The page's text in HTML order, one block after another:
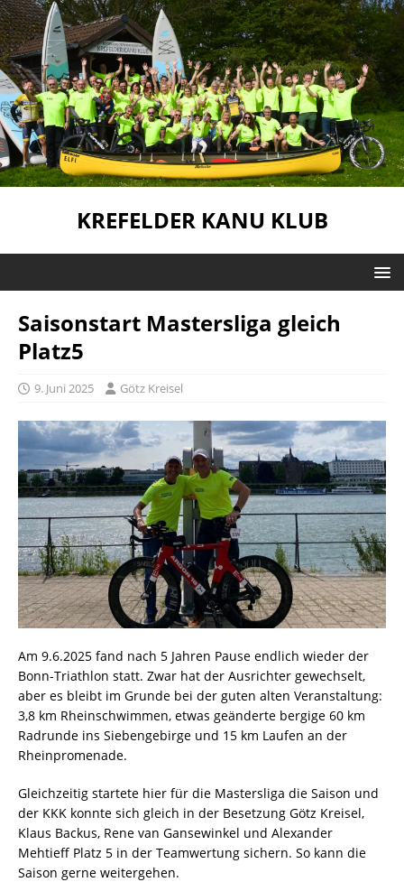
KREFELDER KANU KLUB
Saisonstart Mastersliga gleich
Platz5
9. Juni 2025 Götz Kreisel
Am 9.6.2025 fand nach 5 Jahren Pause endlich wieder der
Bonn-Triathlon statt. Zwar hat der Ausrichter gewechselt,
aber es bleibt im Grunde bei der guten alten Veranstaltung:
3,8 km Rheinschwimmen, etwas geänderte bergige 60 km
Radrunde ins Siebengebirge und 15 km Laufen an der
Rheinpromenade.
Gleichzeitig startete hier für die Mastersliga die Saison und
der KKK konnte sich gleich in der Besetzung Götz Kreisel,
Klaus Backus, Rene van Gansewinkel und Alexander
Mehtieff Platz 5 in der Teamwertung sichern. So kann die
Saison gerne weitergehen.